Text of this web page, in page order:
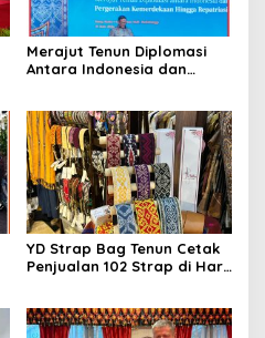
Merajut Tenun Diplomasi
Antara Indonesia dan
YD Strap Bag Tenun Cetak
Penjualan 102 Strap di Hari
Nusantara Kian Digemari